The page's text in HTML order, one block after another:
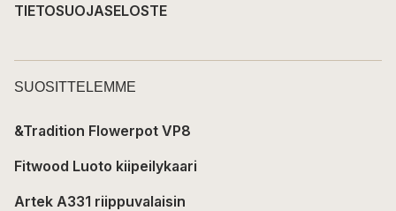
TIETOSUOJASELOSTE
SUOSITTELEMME
&Tradition Flowerpot VP8
Fitwood Luoto kiipeilykaari
Artek A331 riippuvalaisin